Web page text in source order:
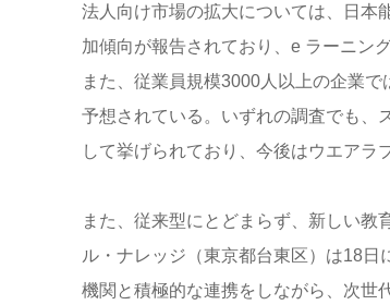
法人向け市場の拡大については、日本
加傾向が報告されており、e ラーニン
また、従業員規模3000人以上の企業
予想されている。いずれの調査でも、
して挙げられており、今後はウエアラ
また、従来型にとどまらず、新しい教
ル・ナレッジ（東京都台東区）は18
機関と積極的な連携をしながら、次世